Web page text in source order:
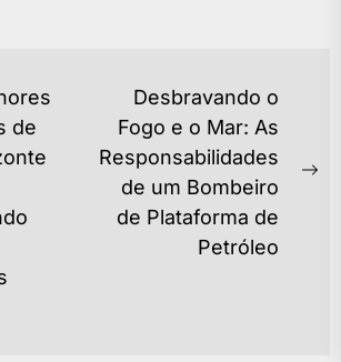
de
Desbravando o
Fogo e o Mar: As
Responsabilidades
de um Bombeiro
de Plataforma de
Petróleo